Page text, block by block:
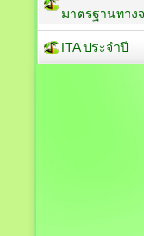
มาตรฐานทาง
ITA ประจำปี